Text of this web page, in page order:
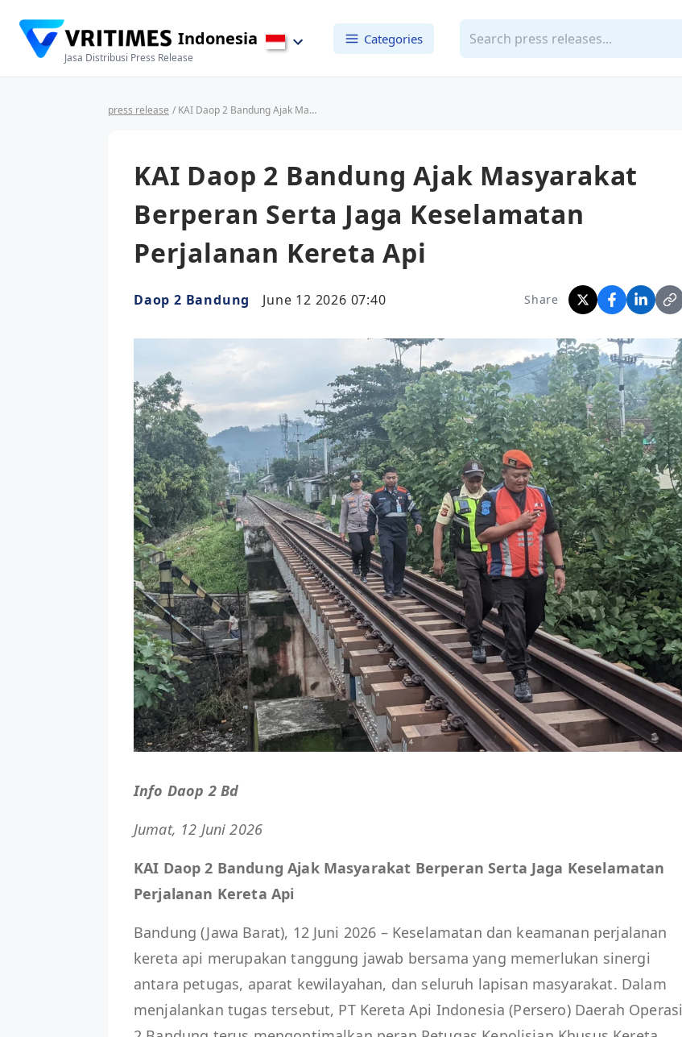
Indonesia
Jasa Distribusi Press Release
Categories
press release / KAI Daop 2 Bandung Ajak Masyarakat Berperan Serta Jaga Keselamatan Perjalanan Kereta Api
KAI Daop 2 Bandung Ajak Masyarakat
Berperan Serta Jaga Keselamatan
Perjalanan Kereta Api
Daop 2 Bandung June 12 2026 07:40 Share
Info Daop 2 Bd
Jumat, 12 Juni 2026
KAI Daop 2 Bandung Ajak Masyarakat Berperan Serta Jaga Keselamatan
Perjalanan Kereta Api
Bandung (Jawa Barat), 12 Juni 2026 – Keselamatan dan keamanan perjalanan
kereta api merupakan tanggung jawab bersama yang memerlukan sinergi
antara petugas, aparat kewilayahan, dan seluruh lapisan masyarakat. Dalam
menjalankan tugas tersebut, PT Kereta Api Indonesia (Persero) Daerah Operasi